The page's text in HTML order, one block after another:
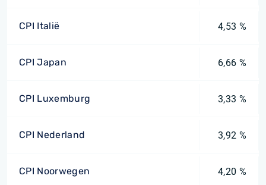
CPI Italië 4,53 %
CPI Japan 6,66 %
CPI Luxemburg 3,33 %
CPI Nederland 3,92 %
CPI Noorwegen 4,20 %